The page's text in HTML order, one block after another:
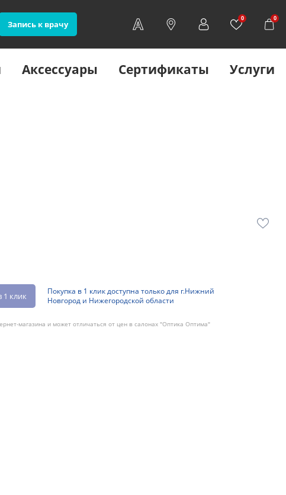
Запись к врачу
0 0
Аксессуары Сертификаты Услуги
1 клик
Покупка в 1 клик доступна только для г.Нижний
Новгород и Нижегородской области
магазина и может отличаться от цен в салонах "Оптика Оптима"